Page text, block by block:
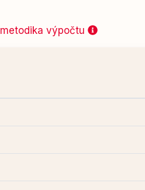
metodika výpočtu